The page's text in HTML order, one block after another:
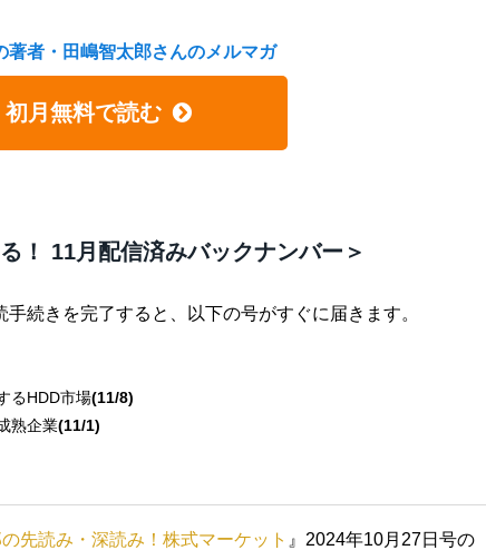
著者・田嶋智太郎さんのメルマガ
初月無料で読む
！ 11月配信済みバックナンバー＞
続きを完了すると、以下の号がすぐに届きます。
るHDD市場(11/8)
熟企業(11/1)
先読み・深読み！株式マーケット 』2024年10月27日号の